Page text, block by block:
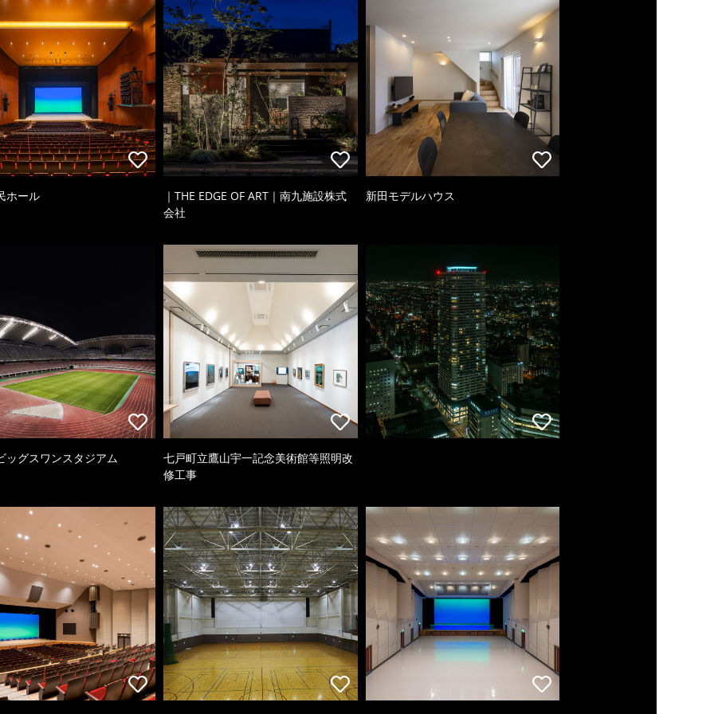
ホール
｜THE EDGE OF ART｜南九施設株式
会社
新田モデルハウス
ッグスワンスタジアム
七戸町立鷹山宇一記念美術館等照明改
修工事